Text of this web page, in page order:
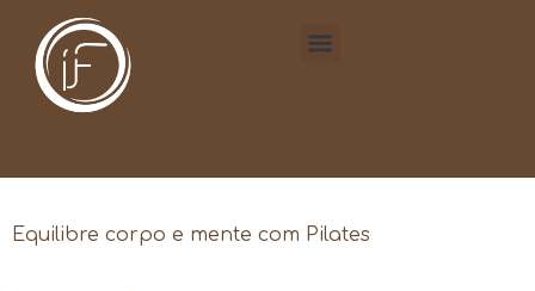
Equilibre corpo e mente com Pilates